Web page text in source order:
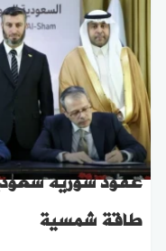
عقود سورية
طاقة شمسية